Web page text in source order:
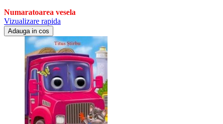
Numaratoarea vesela
Vizualizare rapida
Adauga in cos